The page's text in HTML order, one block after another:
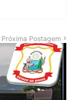
Próxima Postagem